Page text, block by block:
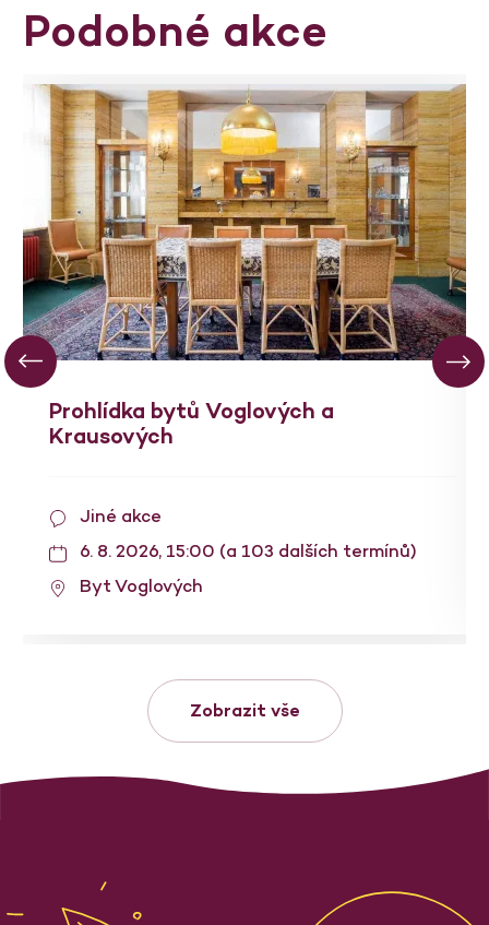
Podobné akce
Prohlídka bytů Voglových a
Krausových
Jiné akce
6. 8. 2026, 15:00 (a 103 dalších termínů)
Byt Voglových
Zobrazit vše